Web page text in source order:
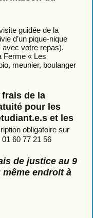
guidée de la
d’un pique-nique
votre repas).
Ferme « Les
meunier, boulanger
de la
pour les
et les
obligatoire sur
60 77 21 56
de justice au 9
même endroit à